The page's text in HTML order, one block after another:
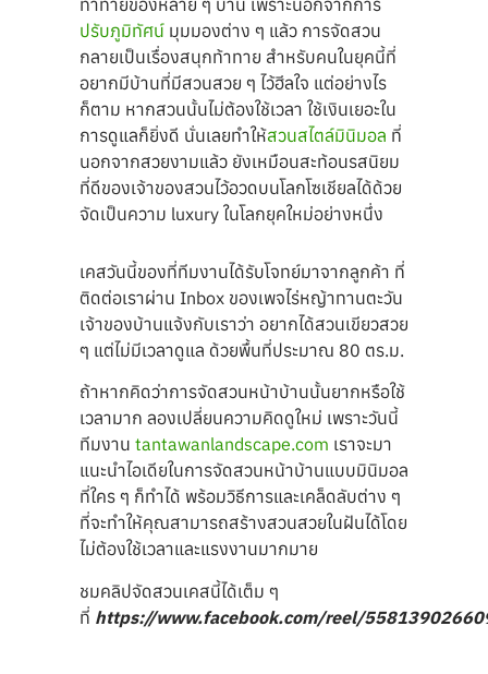
ท้าทายของหลาย ๆ บ้าน เพราะนอกจากการ
ปรับภูมิทัศน์มุมมองต่าง ๆ แล้ว การจัดสวน
กลายเป็นเรื่องสนุกท้าทาย สำหรับคนในยุคนี้ที่
อยากมีบ้านที่มีสวนสวย ๆ ไว้ฮีลใจ แต่อย่างไร
ก็ตาม หากสวนนั้นไม่ต้องใช้เวลา ใช้เงินเยอะใน
การดูแลก็ยิ่งดี นั่นเลยทำให้สวนสไตล์มินิมอล ที่
นอกจากสวยงามแล้ว ยังเหมือนสะท้อนรสนิยม
ที่ดีของเจ้าของสวนไว้อวดบนโลกโซเชียลได้ด้วย
จัดเป็นความ luxury ในโลกยุคใหม่อย่างหนึ่ง
เคสวันนี้ของที่ทีมงานได้รับโจทย์มาจากลูกค้า ที่
ติดต่อเราผ่าน Inbox ของเพจไร่หญ้าทานตะวัน
เจ้าของบ้านแจ้งกับเราว่า อยากได้สวนเขียวสวย
ๆ แต่ไม่มีเวลาดูแล ด้วยพื้นที่ประมาณ 80 ตร.ม.
ถ้าหากคิดว่าการจัดสวนหน้าบ้านนั้นยากหรือใช้
เวลามาก ลองเปลี่ยนความคิดดูใหม่ เพราะวันนี้
ทีมงาน tantawanlandscape.com เราจะมา
แนะนำไอเดียในการจัดสวนหน้าบ้านแบบมินิมอล
ที่ใคร ๆ ก็ทำได้ พร้อมวิธีการและเคล็ดลับต่าง ๆ
ที่จะทำให้คุณสามารถสร้างสวนสวยในฝันได้โดย
ไม่ต้องใช้เวลาและแรงงานมากมาย
ชมคลิปจัดสวนเคสนี้ได้เต็ม ๆ
ที่ https://www.facebook.com/reel/